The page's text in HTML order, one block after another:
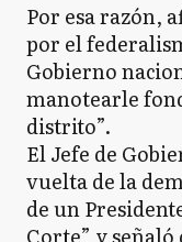
Por esa razón,
por el
Gobierno
manotearle
distrito”.
El Jefe de
vuelta de la
de un
Corte” y